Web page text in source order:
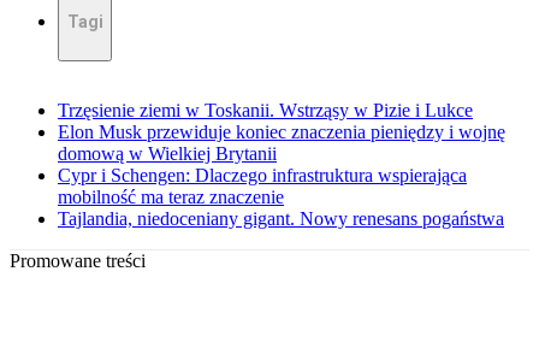
Tagi
Trzęsienie ziemi w Toskanii. Wstrząsy w Pizie i Lukce
Elon Musk przewiduje koniec znaczenia pieniędzy i wojnę
domową w Wielkiej Brytanii
Cypr i Schengen: Dlaczego infrastruktura wspierająca
mobilność ma teraz znaczenie
Tajlandia, niedoceniany gigant. Nowy renesans pogaństwa
Promowane treści